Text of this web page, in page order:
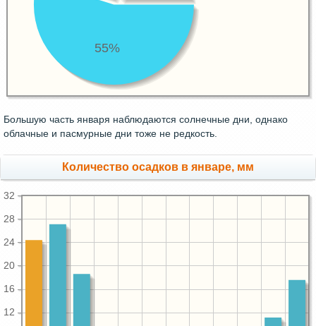
55%
Большую часть января наблюдаются солнечные дни, однако
облачные и пасмурные дни тоже не редкость.
Количество осадков в январе, мм
12
16
20
24
28
32